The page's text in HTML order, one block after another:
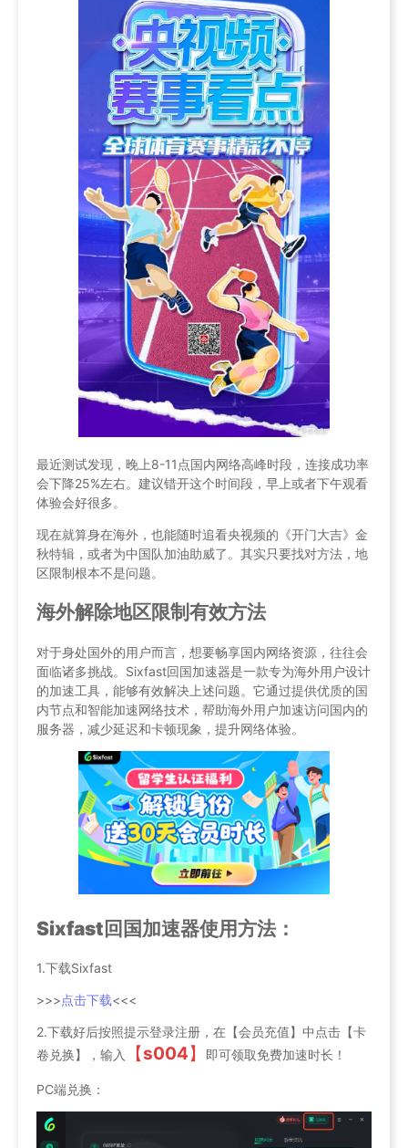
最近测试发现，晚上8-11点国内网络高峰时段，连接成功率
会下降25%左右。建议错开这个时间段，早上或者下午观看
体验会好很多。
现在就算身在海外，也能随时追看央视频的《开门大吉》金
秋特辑，或者为中国队加油助威了。其实只要找对方法，地
区限制根本不是问题。
海外解除地区限制有效方法
对于身处国外的用户而言，想要畅享国内网络资源，往往会
面临诸多挑战。Sixfast回国加速器是一款专为海外用户设计
的加速工具，能够有效解决上述问题。它通过提供优质的国
内节点和智能加速网络技术，帮助海外用户加速访问国内的
服务器，减少延迟和卡顿现象，提升网络体验。
Sixfast回国加速器使用方法：
1.下载Sixfast
>>>点击下载<<<
2.下载好后按照提示登录注册，在【会员充值】中点击【卡
卷兑换】，输入
【s004】 即可领取免费加速时长！
PC端兑换：